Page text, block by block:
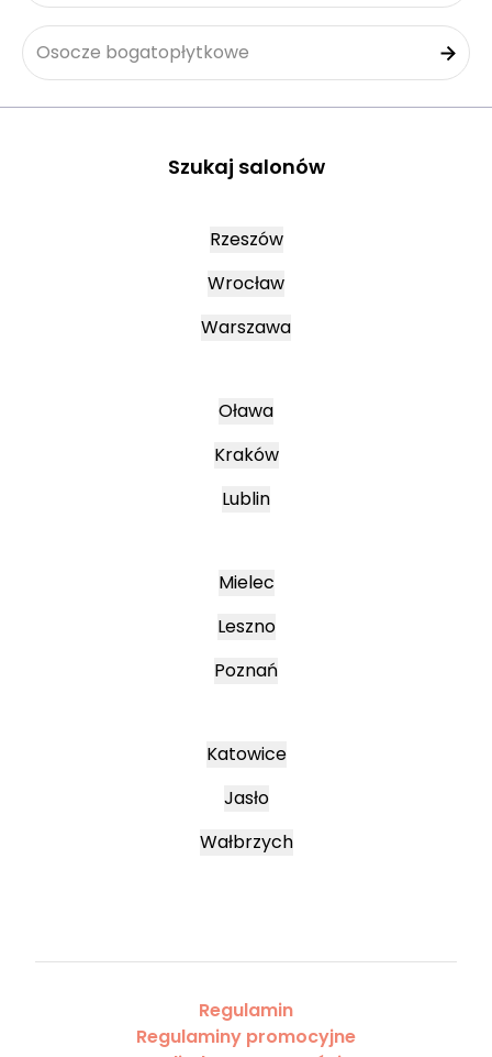
Osocze bogatopłytkowe
Szukaj salonów
Rzeszów
Wrocław
Warszawa
Oława
Kraków
Lublin
Mielec
Leszno
Poznań
Katowice
Jasło
Wałbrzych
Regulamin
Regulaminy promocyjne